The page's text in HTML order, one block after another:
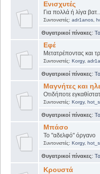
Ενισχυτές
Για πολλά ή λίγα βατ...
Συντονιστές: adr1anos,
Θυγατρικοί πίνακες:
Εφέ
Μετατρέποντας και
Συντονιστές: Korgy,
Θυγατρικοί πίνακες:
Μαγνήτες και
Οτιδήποτε
Συντονιστές: Korgy,
Θυγατρικοί πίνακες:
Μπάσο
Το "αδελφό" όργανο
Συντονιστές: Korgy,
Θυγατρικοί πίνακες:
Κρουστά